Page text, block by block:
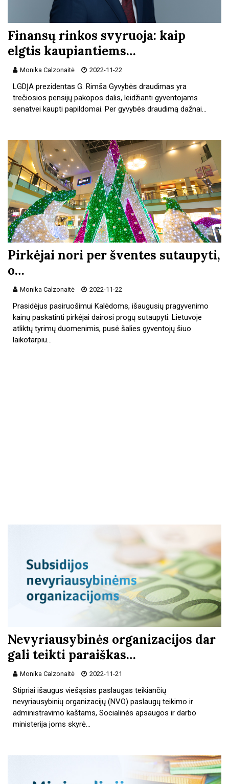
Finansų rinkos svyruoja: kaip
elgtis kaupiantiems…
Monika Calzonaitė 2022-11-22
LGDĮA prezidentas G. Rimša Gyvybės draudimas yra
trečiosios pensijų pakopos dalis, leidžianti gyventojams
senatvei kaupti papildomai. Per gyvybės draudimą dažnai…
Pirkėjai nori per šventes sutaupyti,
o…
Monika Calzonaitė 2022-11-22
Prasidėjus pasiruošimui Kalėdoms, išaugusių pragyvenimo
kainų paskatinti pirkėjai dairosi progų sutaupyti. Lietuvoje
atliktų tyrimų duomenimis, pusė šalies gyventojų šiuo
laikotarpiu…
Nevyriausybinės organizacijos dar
gali teikti paraiškas…
Monika Calzonaitė 2022-11-21
Stipriai išaugus viešąsias paslaugas teikiančių
nevyriausybinių organizacijų (NVO) paslaugų teikimo ir
administravimo kaštams, Socialinės apsaugos ir darbo
ministerija joms skyrė…